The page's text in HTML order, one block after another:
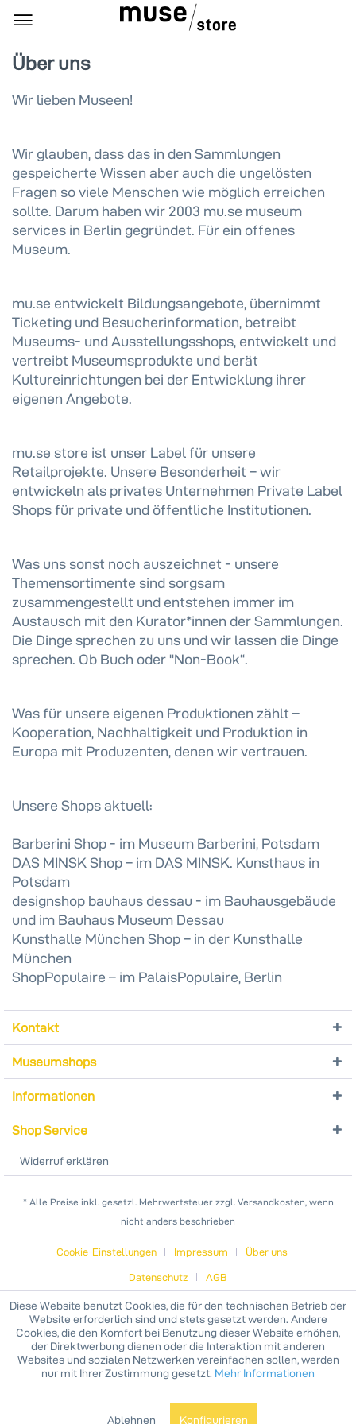
Über uns
Wir lieben Museen!
Wir glauben, dass das in den Sammlungen
gespeicherte Wissen aber auch die ungelösten
Fragen so viele Menschen wie möglich erreichen
sollte. Darum haben wir 2003 mu.se museum
services in Berlin gegründet. Für ein offenes
Museum.
mu.se entwickelt Bildungsangebote, übernimmt
Ticketing und Besucherinformation, betreibt
Museums- und Ausstellungsshops, entwickelt und
vertreibt Museumsprodukte und berät
Kultureinrichtungen bei der Entwicklung ihrer
eigenen Angebote.
mu.se store ist unser Label für unsere
Retailprojekte. Unsere Besonderheit – wir
entwickeln als privates Unternehmen Private Label
Shops für private und öffentliche Institutionen.
Was uns sonst noch auszeichnet - unsere
Themensortimente sind sorgsam
zusammengestellt und entstehen immer im
Austausch mit den Kurator*innen der Sammlungen.
Die Dinge sprechen zu uns und wir lassen die Dinge
sprechen. Ob Buch oder "Non-Book“.
Was für unsere eigenen Produktionen zählt –
Kooperation, Nachhaltigkeit und Produktion in
Europa mit Produzenten, denen wir vertrauen.
Unsere Shops aktuell:
Barberini Shop - im Museum Barberini, Potsdam
DAS MINSK Shop – im DAS MINSK. Kunsthaus in
Potsdam
designshop bauhaus dessau - im Bauhausgebäude
und im Bauhaus Museum Dessau
Kunsthalle München Shop – in der Kunsthalle
München
ShopPopulaire – im PalaisPopulaire, Berlin
Kontakt
Museumshops
Informationen
Shop Service
Widerruf erklären
* Alle Preise inkl. gesetzl. Mehrwertsteuer zzgl. Versandkosten, wenn
nicht anders beschrieben
Cookie-Einstellungen Impressum
Über uns
Datenschutz
AGB
Diese Website benutzt Cookies, die für den technischen Betrieb der
Website erforderlich sind und stets gesetzt werden. Andere
Cookies, die den Komfort bei Benutzung dieser Website erhöhen,
der Direktwerbung dienen oder die Interaktion mit anderen
Websites und sozialen Netzwerken vereinfachen sollen, werden
nur mit Ihrer Zustimmung gesetzt. Mehr Informationen
Ablehnen Konfigurieren